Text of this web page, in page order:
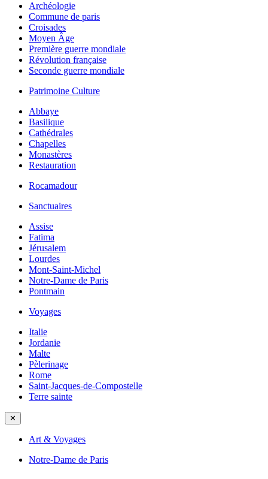
Archéologie
Commune de paris
Croisades
Moyen Âge
Première guerre mondiale
Révolution française
Seconde guerre mondiale
Patrimoine Culture
Abbaye
Basilique
Cathédrales
Chapelles
Monastères
Restauration
Rocamadour
Sanctuaires
Assise
Fatima
Jérusalem
Lourdes
Mont-Saint-Michel
Notre-Dame de Paris
Pontmain
Voyages
Italie
Jordanie
Malte
Pèlerinage
Rome
Saint-Jacques-de-Compostelle
Terre sainte
✕
Art & Voyages
Notre-Dame de Paris